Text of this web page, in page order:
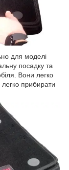
для моделі
посадку та
Вони легко
прибирати